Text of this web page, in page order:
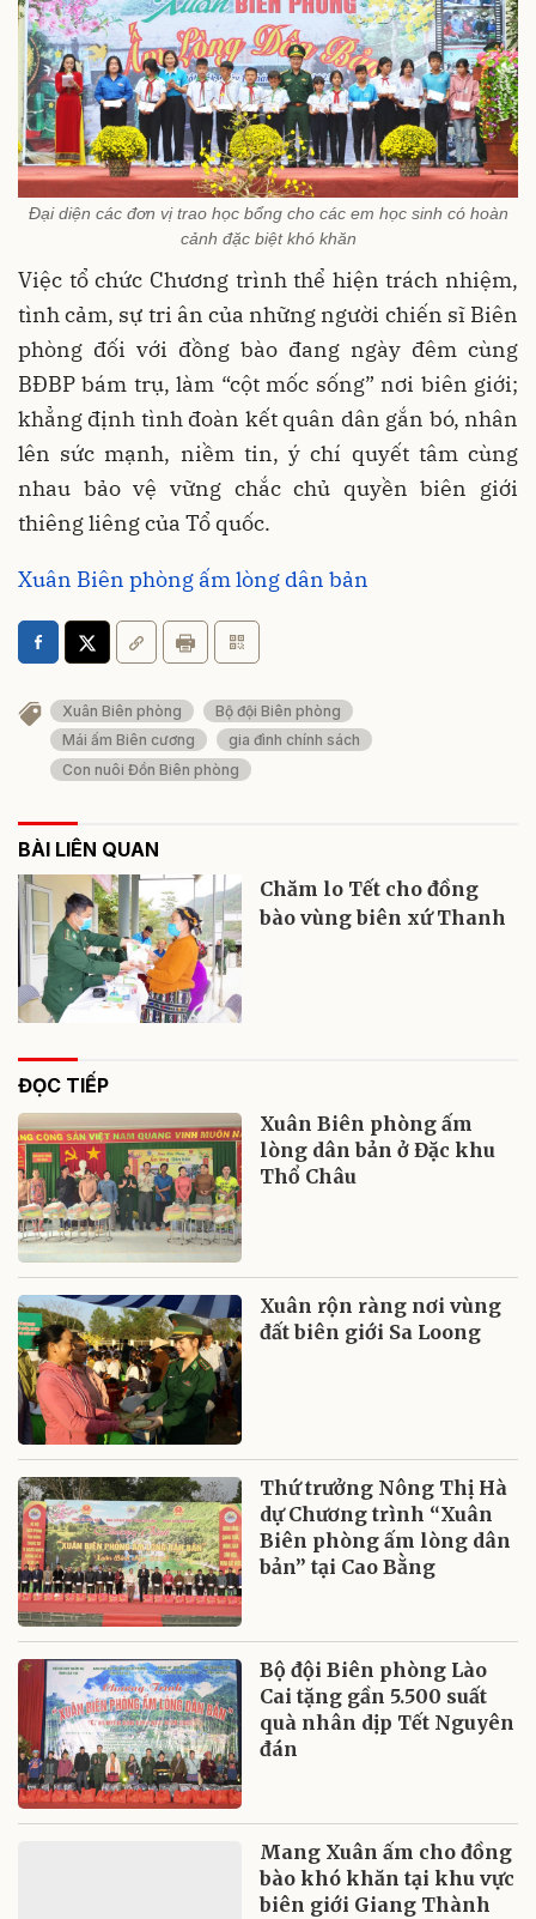
Đại diện các đơn vị trao học bổng cho các em học sinh có hoàn
cảnh đặc biệt khó khăn
Việc tổ chức Chương trình thể hiện trách nhiệm,
tình cảm, sự tri ân của những người chiến sĩ Biên
phòng đối với đồng bào đang ngày đêm cùng
BĐBP bám trụ, làm “cột mốc sống” nơi biên giới;
khẳng định tình đoàn kết quân dân gắn bó, nhân
lên sức mạnh, niềm tin, ý chí quyết tâm cùng
nhau bảo vệ vững chắc chủ quyền biên giới
thiêng liêng của Tổ quốc.
Xuân Biên phòng ấm lòng dân bản
Xuân Biên phòng
Bộ đội Biên phòng
Mái ấm Biên cương
gia đình chính sách
Con nuôi Đồn Biên phòng
BÀI LIÊN QUAN
Chăm lo Tết cho đồng
bào vùng biên xứ Thanh
ĐỌC TIẾP
Xuân Biên phòng ấm
lòng dân bản ở Đặc khu
Thổ Châu
Xuân rộn ràng nơi vùng
đất biên giới Sa Loong
Thứ trưởng Nông Thị Hà
dự Chương trình “Xuân
Biên phòng ấm lòng dân
bản” tại Cao Bằng
Bộ đội Biên phòng Lào
Cai tặng gần 5.500 suất
quà nhân dịp Tết Nguyên
đán
Mang Xuân ấm cho đồng
bào khó khăn tại khu vực
biên giới Giang Thành